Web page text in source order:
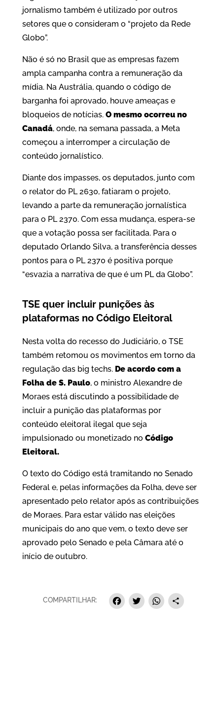
jornalismo também é utilizado por outros
setores que o consideram o “projeto da Rede
Globo”.
Não é só no Brasil que as empresas fazem
ampla campanha contra a remuneração da
mídia. Na Austrália, quando o código de
barganha foi aprovado, houve ameaças e
bloqueios de notícias. O mesmo ocorreu no
Canadá, onde, na semana passada, a Meta
começou a interromper a circulação de
conteúdo jornalístico.
Diante dos impasses, os deputados, junto com
o relator do PL 2630, fatiaram o projeto,
levando a parte da remuneração jornalística
para o PL 2370. Com essa mudança, espera-se
que a votação possa ser facilitada. Para o
deputado Orlando Silva, a transferência desses
pontos para o PL 2370 é positiva porque
“esvazia a narrativa de que é um PL da Globo”.
TSE quer incluir punições às
plataformas no Código Eleitoral
Nesta volta do recesso do Judiciário, o TSE
também retomou os movimentos em torno da
regulação das big techs. De acordo com a
Folha de S. Paulo, o ministro Alexandre de
Moraes está discutindo a possibilidade de
incluir a punição das plataformas por
conteúdo eleitoral ilegal que seja
impulsionado ou monetizado no Código
Eleitoral.
O texto do Código está tramitando no Senado
Federal e, pelas informações da Folha, deve ser
apresentado pelo relator após as contribuições
de Moraes. Para estar válido nas eleições
municipais do ano que vem, o texto deve ser
aprovado pelo Senado e pela Câmara até o
início de outubro.
COMPARTILHAR: Facebook
Twitter